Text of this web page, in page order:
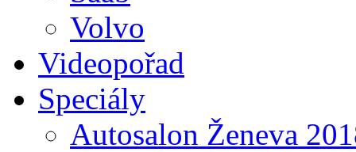
Volvo
Videopořad
Speciály
Autosalon Ženeva